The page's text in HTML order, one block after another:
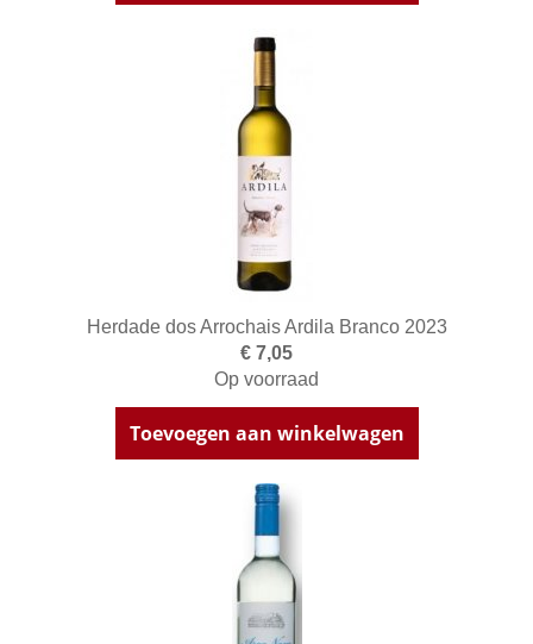
Herdade dos Arrochais Ardila Branco 2023
€ 7,05
Op voorraad
Toevoegen aan winkelwagen